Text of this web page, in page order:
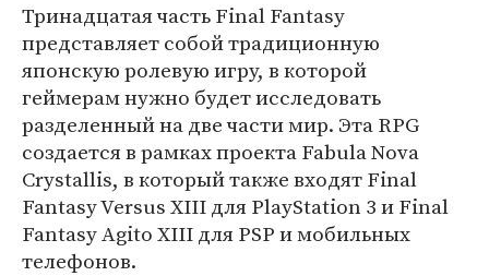
Тринадцатая часть Final Fantasy
представляет собой традиционную
японскую ролевую игру, в которой
геймерам нужно будет исследовать
разделенный на две части мир. Эта RPG
создается в рамках проекта Fabula Nova
Crystallis, в который также входят Final
Fantasy Versus XIII для PlayStation 3 и Final
Fantasy Agito XIII для PSP и мобильных
телефонов.